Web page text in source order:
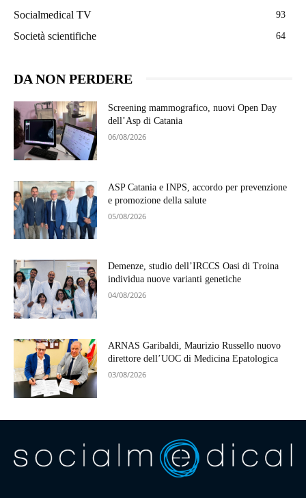
Socialmedical TV 93
Società scientifiche 64
DA NON PERDERE
Screening mammografico, nuovi Open Day
dell’Asp di Catania
06/08/2026
ASP Catania e INPS, accordo per prevenzione
e promozione della salute
05/08/2026
Demenze, studio dell’IRCCS Oasi di Troina
individua nuove varianti genetiche
04/08/2026
ARNAS Garibaldi, Maurizio Russello nuovo
direttore dell’UOC di Medicina Epatologica
03/08/2026